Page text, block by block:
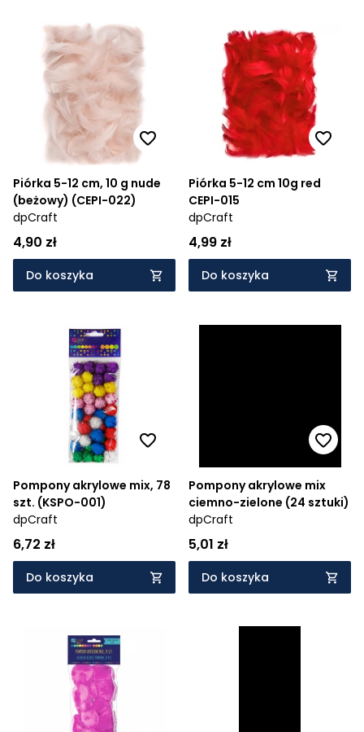
Piórka 5-12 cm, 10 g nude
(beżowy) (CEPI-022)
dpCraft
4,90 zł
Do koszyka
Piórka 5-12 cm 10g red
CEPI-015
dpCraft
4,99 zł
Do koszyka
Pompony akrylowe mix, 78
szt. (KSPO-001)
dpCraft
6,72 zł
Do koszyka
Pompony akrylowe mix
ciemno-zielone (24 sztuki)
dpCraft
5,01 zł
Do koszyka